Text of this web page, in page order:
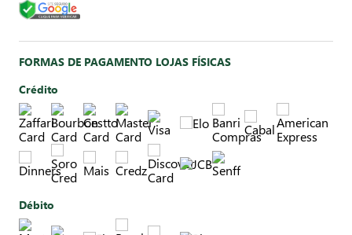
FORMAS DE PAGAMENTO LOJAS FÍSICAS
Crédito
Débito